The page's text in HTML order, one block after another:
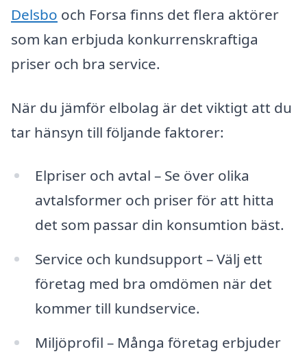
Delsbo och Forsa finns det flera aktörer
som kan erbjuda konkurrenskraftiga
priser och bra service.
När du jämför elbolag är det viktigt att du
tar hänsyn till följande faktorer:
Elpriser och avtal – Se över olika
avtalsformer och priser för att hitta
det som passar din konsumtion bäst.
Service och kundsupport – Välj ett
företag med bra omdömen när det
kommer till kundservice.
Miljöprofil – Många företag erbjuder